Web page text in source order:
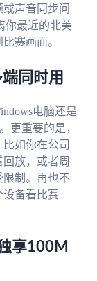
声音同步问
你最近的北美
赛画面。
同时用
电脑还是
更重要的是，
如你在公司
放，或者周
制。再也不
设备看比赛
享100M